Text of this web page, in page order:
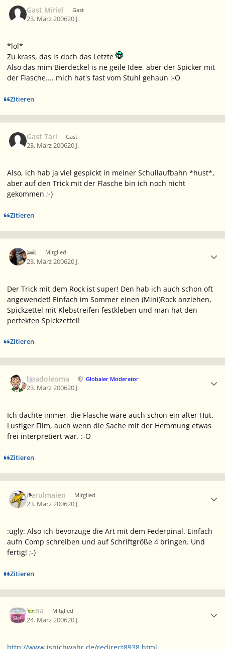
Gast Míriel Gast
23. März 200620 J.
*lol*
Zu krass, das is doch das Letzte
Also das mim Bierdeckel is ne geile Idee, aber der Spicker mit
der Flasche.... mich hat's fast vom Stuhl gehaun :-O
Zitieren
Gast Tári Gast
23. März 200620 J.
Also, ich hab ja viel gespickt in meiner Schullaufbahn *hust*,
aber auf den Trick mit der Flasche bin ich noch nicht
gekommen ;-)
Zitieren
Ich Mitglied
23. März 200620 J.
Der Trick mit dem Rock ist super! Den hab ich auch schon oft
angewendet! Einfach im Sommer einen (Mini)Rock anziehen,
Spickzettel mit Klebstreifen festkleben und man hat den
perfekten Spickzettel!
Zitieren
beadoleoma Globaler Moderator
23. März 200620 J.
Ich dachte immer, die Flasche wäre auch schon ein alter Hut.
Lustiger Film, auch wenn die Sache mit der Hemmung etwas
frei interpretiert war. :-O
Zitieren
Perulmaien Mitglied
23. März 200620 J.
:ugly: Also ich bevorzuge die Art mit dem Federpinal. Einfach
aufn Comp schreiben und auf Schriftgröße 4 bringen. Und
fertig! ;-)
Zitieren
Vana Mitglied
24. März 200620 J.
http://www.isnichwahr.de/redirect8938.html